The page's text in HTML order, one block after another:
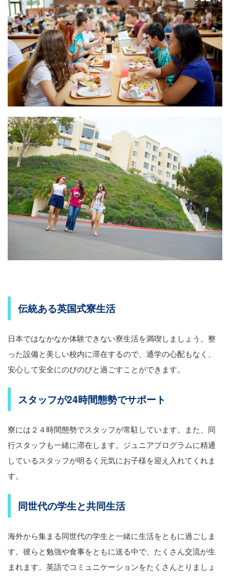
伝統ある英国式寮生活
日本ではなかなか体験できない寮生活を満喫しましょう。整
った設備と美しい校内に滞在するので、通学の心配もなく、
安心して安全にのびのびと過ごすことができます。
スタッフが24時間態勢でサポート
寮には２４時間態勢でスタッフが常駐しています。また、同
行スタッフも一緒に滞在します。ジュニアプログラムに精通
しているスタッフが明るく元気にお子様を迎え入れてくれま
す。
同世代の学生と共同生活
海外から集まる同世代の学生と一緒に生活をともに過ごしま
す。彼らと勉強や食事をともに送る中で、たくさん交流が生
まれます。英語でコミュニケーションをたくさんとりましょ